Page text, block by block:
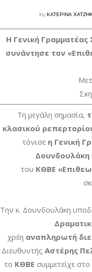
byΚΑΤΕΡΙΝΑ
Η Γενική
συνάντησε τον
Τη μεγάλη σημασία,
κλασικού
τόνισε η Γενική
Δουνδουλάκη
του ΚΘΒΕ
Την κ. Δουνδουλάκη
χρέη αναπληρωτή
Διευθυντής Αστέρης
το ΚΘΒΕ συμμετείχε στο